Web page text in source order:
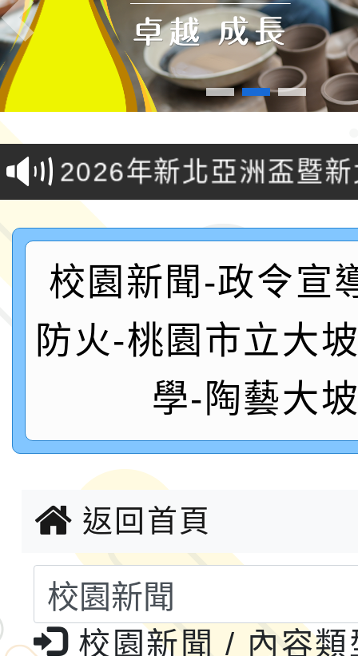
Previous
轉知桃園市政府交通局
共運輸服務，鼓勵民眾
桃「我的減碳存摺2.0
案，詳如說明，請參閱
115年第二屆全國原住
2026年新北亞洲盃暨
鐵人三項錦標賽
桃園市115學年度學生
「2026年『王牌愛／
運動系列徵選頒獎典禮
成果展」
2026城鎮韌性防空演習
桃園市大溪自造教育及
年八月份教師研習
國立成功大學辦理「台
融平台-教案暨教學示
115學年度「學習扶助
計畫子計畫十一-2：國
小時認證研習計畫」
115年度「教育部表揚
義教育推展貢獻獎」實
轉知桃園市政府交通局
共運輸服務，鼓勵民眾
桃「我的減碳存摺2.0
115年第二屆全國原住
2026年新北亞洲盃暨
校園新聞-政令宣
防火-桃園市立大
學-陶藝大
返回首頁
校園新聞 / 內容類